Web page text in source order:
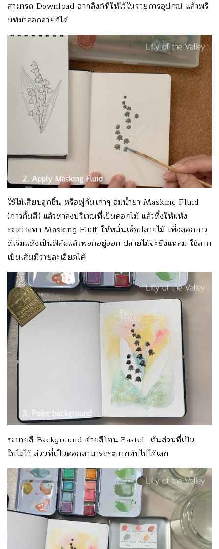
สามารถ Download จากลิงค์ที่ให้ไว้ในรายการอุปกณ์ แล้วพริ
นท์มาลอกลายก็ได้
ใช้ไม้เสียบลูกชิ้น หรือพู่กันเก่าๆ จุ่มน้ำยา Masking Fluid
(กาวกั้นสี) แล้วทาลงบริเวณที่เป็นดอกไม้ แล้วทิ้งให้แห้ง
ระหว่างทา Masking Fluif ให้หมั่นเช็ดปลายไม้ เพื่อลอกกาว
ที่เริ่มแห้งเป็นฟิล์มแล้วพอกอยู่ออก ปลายไม้จะยังแหลม ใช้ลาก
เป็นเส้นมีรายละเอียดได้
ระบายสี Background ด้วยสีโทน Pastel เว้นส่วนที่เป็น
ใบไม้ไว้ ส่วนที่เป็นดอกสามารถระบายทับไปได้เลย